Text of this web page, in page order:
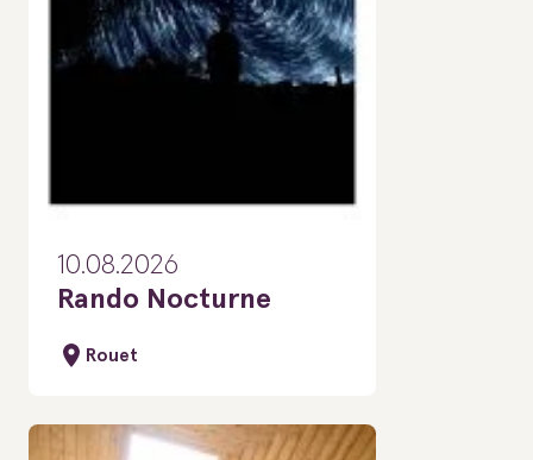
10.08.2026
Rando Nocturne
Rouet